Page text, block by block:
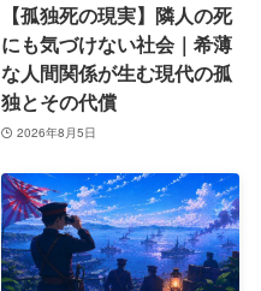
【孤独死の現実】隣人の死
にも気づけない社会｜希薄
な人間関係が生む現代の孤
独とその代償
2026年8月5日